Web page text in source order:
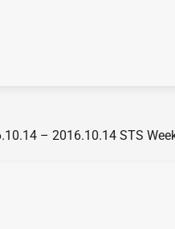
– 2016.10.14 STS